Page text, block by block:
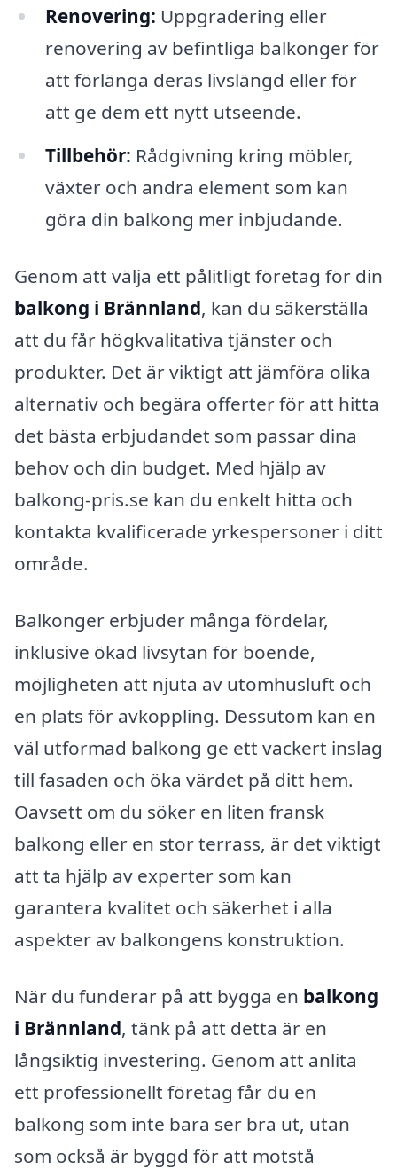
Renovering: Uppgradering eller
renovering av befintliga balkonger för
att förlänga deras livslängd eller för
att ge dem ett nytt utseende.
Tillbehör: Rådgivning kring möbler,
växter och andra element som kan
göra din balkong mer inbjudande.
Genom att välja ett pålitligt företag för din
balkong i Brännland, kan du säkerställa
att du får högkvalitativa tjänster och
produkter. Det är viktigt att jämföra olika
alternativ och begära offerter för att hitta
det bästa erbjudandet som passar dina
behov och din budget. Med hjälp av
balkong-pris.se kan du enkelt hitta och
kontakta kvalificerade yrkespersoner i ditt
område.
Balkonger erbjuder många fördelar,
inklusive ökad livsytan för boende,
möjligheten att njuta av utomhusluft och
en plats för avkoppling. Dessutom kan en
väl utformad balkong ge ett vackert inslag
till fasaden och öka värdet på ditt hem.
Oavsett om du söker en liten fransk
balkong eller en stor terrass, är det viktigt
att ta hjälp av experter som kan
garantera kvalitet och säkerhet i alla
aspekter av balkongens konstruktion.
När du funderar på att bygga en balkong
i Brännland, tänk på att detta är en
långsiktig investering. Genom att anlita
ett professionellt företag får du en
balkong som inte bara ser bra ut, utan
som också är byggd för att motstå